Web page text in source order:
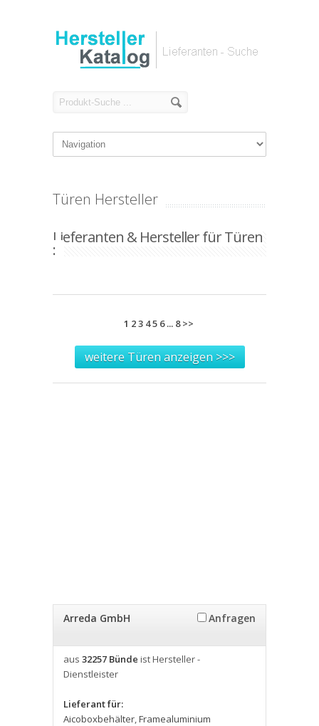
Türen Hersteller
Lieferanten & Hersteller für Türen
:
1 23 45 6... 8 >>
weitere Türen anzeigen >>>
Arreda GmbH Anfragen
aus 32257 Bünde ist Hersteller -
Dienstleister
Lieferant für:
Aicoboxbehälter,Framealuminium